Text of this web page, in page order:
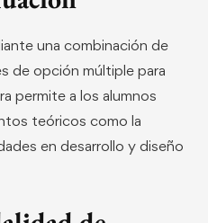
una combinación de
de opción múltiple para
permite a los alumnos
teóricos como la
en desarrollo y diseño